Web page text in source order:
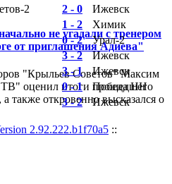
не угадали с тренером
от приглашения Адиева"
"Крыльев Советов" Максим
оценил итоги прошедшего
а также откровенно высказался о
2 2 - 0
Ижевск
1 - 2
Химик
0 - 2
Урал-2
3 - 2
Ижевск
3 - 1
Ижевск
0 - 1
Победа НН
3 - 2 Ижевск
2.92.222.b1f70a5 ::